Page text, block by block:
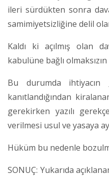
ileri sürdükten sonra
samimiyetsizliğine delil
Kaldı ki açılmış olan
kabulüne bağlı
Bu durumda
kanıtlandığından
gerekirken yazılı
verilmesi usul ve yasaya
Hüküm bu nedenle
SONUÇ: Yukarıda